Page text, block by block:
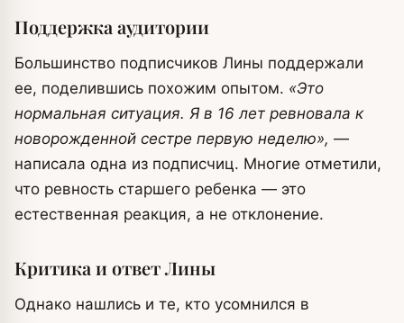
Поддержка аудитории
Большинство подписчиков Лины поддержали
ее, поделившись похожим опытом. «Это
нормальная ситуация. Я в 16 лет ревновала к
новорожденной сестре первую неделю», —
написала одна из подписчиц. Многие отметили,
что ревность старшего ребенка — это
естественная реакция, а не отклонение.
Критика и ответ Лины
Однако нашлись и те, кто усомнился в